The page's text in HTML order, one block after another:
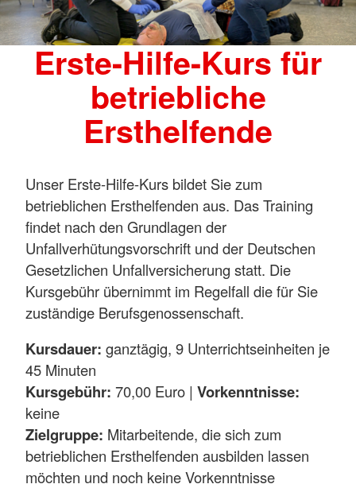
Erste-Hilfe-Kurs für
betriebliche
Ersthelfende
Unser Erste-Hilfe-Kurs bildet Sie zum
betrieblichen Ersthelfenden aus. Das Training
findet nach den Grundlagen der
Unfallverhütungsvorschrift und der Deutschen
Gesetzlichen Unfallversicherung statt. Die
Kursgebühr übernimmt im Regelfall die für Sie
zuständige Berufsgenossenschaft.
Kursdauer: ganztägig, 9 Unterrichtseinheiten je
45 Minuten
Kursgebühr: 70,00 Euro | Vorkenntnisse:
keine
Zielgruppe: Mitarbeitende, die sich zum
betrieblichen Ersthelfenden ausbilden lassen
möchten und noch keine Vorkenntnisse